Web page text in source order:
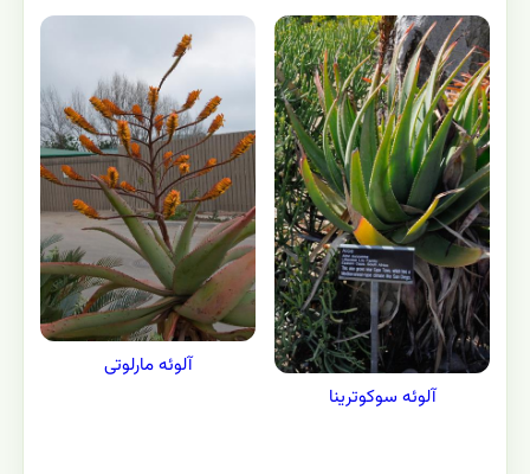
آلوئه سوکوترینا
آلوئه مارلوتی